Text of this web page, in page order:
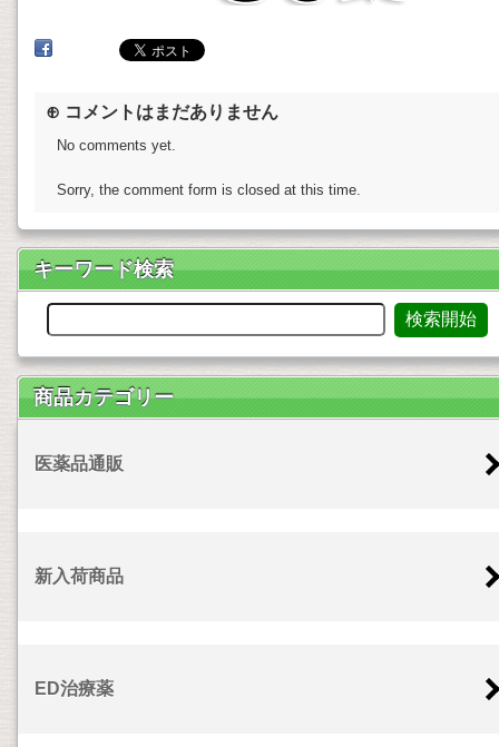
⊕ コメントはまだありません
No comments yet.
Sorry, the comment form is closed at this time.
キーワード検索
商品カテゴリー
医薬品通販
新入荷商品
ED治療薬